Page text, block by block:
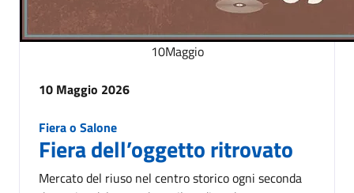
10Maggio
10 Maggio 2026
Fiera o Salone
Fiera dell’oggetto ritrovato
Mercato del riuso nel centro storico ogni seconda